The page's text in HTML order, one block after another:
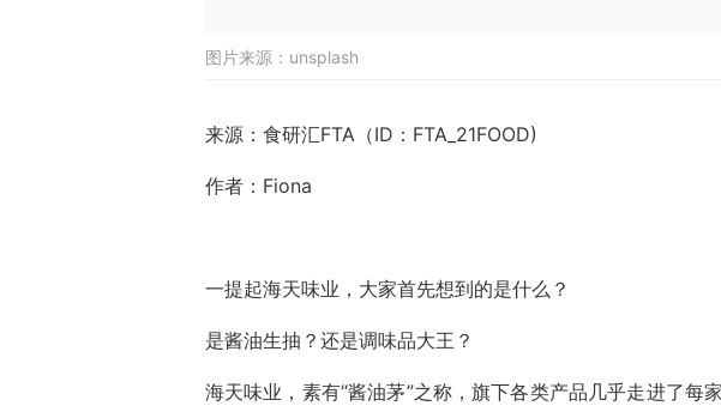
图片来源： unsplash
来源：食研汇FTA（ID：FTA_21FOOD)
作者：Fiona
一提起海天味业，大家首先想到的是什么？
是酱油生抽？还是调味品大王？
海天味业，素有“酱油茅”之称，旗下各类产品几乎走进了每